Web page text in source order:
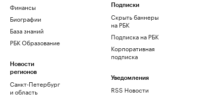
Финансы
Биографии
База знаний
РБК Образование
Новости
регионов
Санкт-Петербург
и область
Подписки
Скрыть баннеры
на РБК
Подписка на РБК
Корпоративная
подписка
Уведомления
RSS Новости